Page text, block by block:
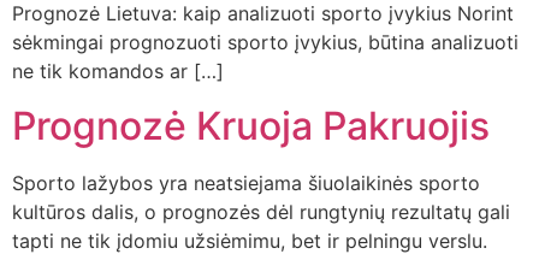
Prognozė Lietuva: kaip analizuoti sporto įvykius Norint
sėkmingai prognozuoti sporto įvykius, būtina analizuoti
ne tik komandos ar […]
Prognozė Kruoja Pakruojis
Sporto lažybos yra neatsiejama šiuolaikinės sporto
kultūros dalis, o prognozės dėl rungtynių rezultatų gali
tapti ne tik įdomiu užsiėmimu, bet ir pelningu verslu.